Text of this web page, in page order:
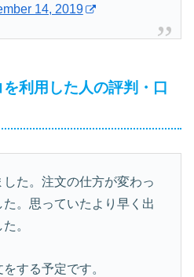
14, 2019
利用した人の評判・口
た。注文の仕方が変わっ
。思っていたより早く出
。
する予定です。